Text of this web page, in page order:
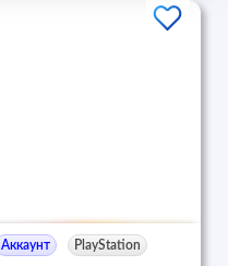
Аккаунт PlayStation